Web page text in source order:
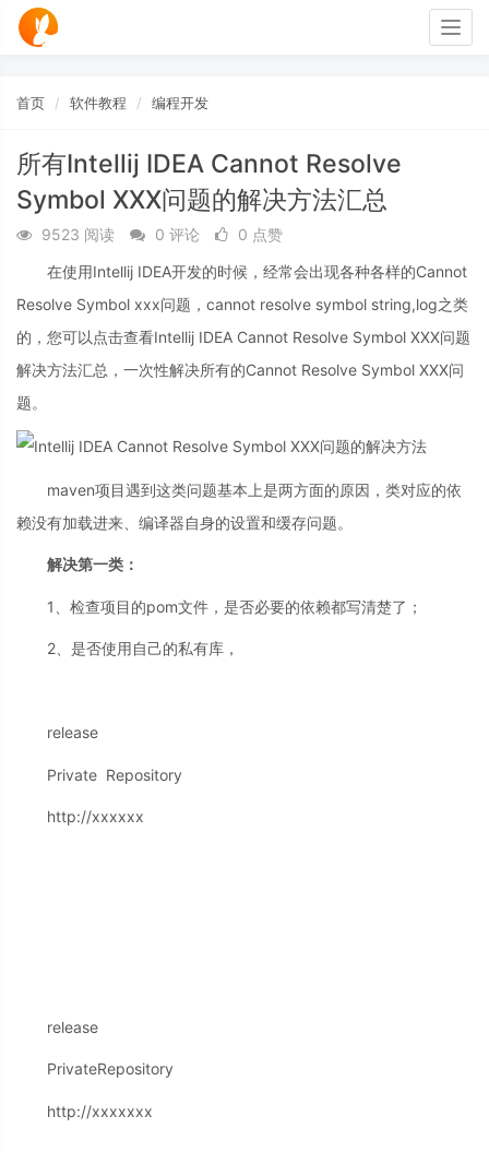
首页 软件教程 编程开发
所有Intellij IDEA Cannot Resolve
Symbol XXX问题的解决方法汇总
9523 阅读 0 评论
0 点赞
在使用Intellij IDEA开发的时候，经常会出现各种各样的Cannot
Resolve Symbol xxx问题，cannot resolve symbol string,log之类
的，您可以点击查看Intellij IDEA Cannot Resolve Symbol XXX问题
解决方法汇总，一次性解决所有的Cannot Resolve Symbol XXX问
题。
maven项目遇到这类问题基本上是两方面的原因，类对应的依
赖没有加载进来、编译器自身的设置和缓存问题。
解决第一类：
1、检查项目的pom文件，是否必要的依赖都写清楚了；
2、是否使用自己的私有库，
release
Private Repository
http://xxxxxx
release
PrivateRepository
http://xxxxxxx